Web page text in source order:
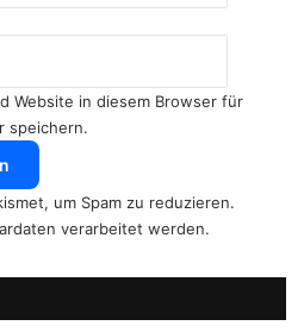
Website in diesem Browser für
speichern.
um Spam zu reduzieren.
verarbeitet werden.